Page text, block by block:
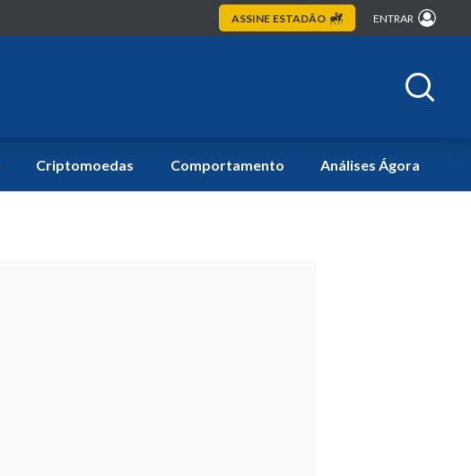
ASSINE ESTADÃO ENTRAR
Criptomoedas Comportamento Análises Ágora